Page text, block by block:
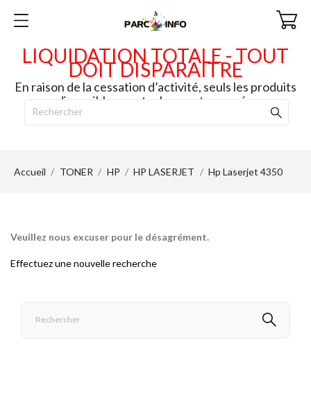
LIQUIDATION TOTALE - TOUT
DOIT DISPARAITRE
En raison de la cessation d’activité, seuls les produits
disponibles en stock seront envoyés.
Accueil TONER HP HP LASERJET Hp Laserjet 4350
Veuillez nous excuser pour le désagrément.
Effectuez une nouvelle recherche